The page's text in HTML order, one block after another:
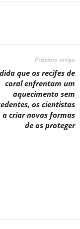
Próximo artigo
que os recifes de
coral enfrentam um
aquecimento sem
os cientistas
a criar novas formas
de os proteger